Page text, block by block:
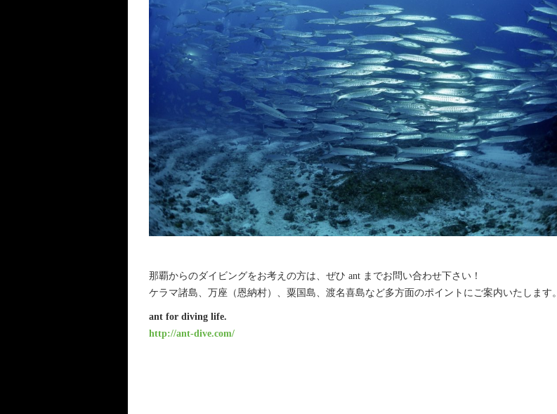
那覇からのダイビングをお考えの方は、ぜひ ant までお問い合わせ下さい！
ケラマ諸島、万座（恩納村）、粟国島、渡名喜島など多方面のポイントにご案内いたします。
ant for diving life.
http://ant-dive.com/